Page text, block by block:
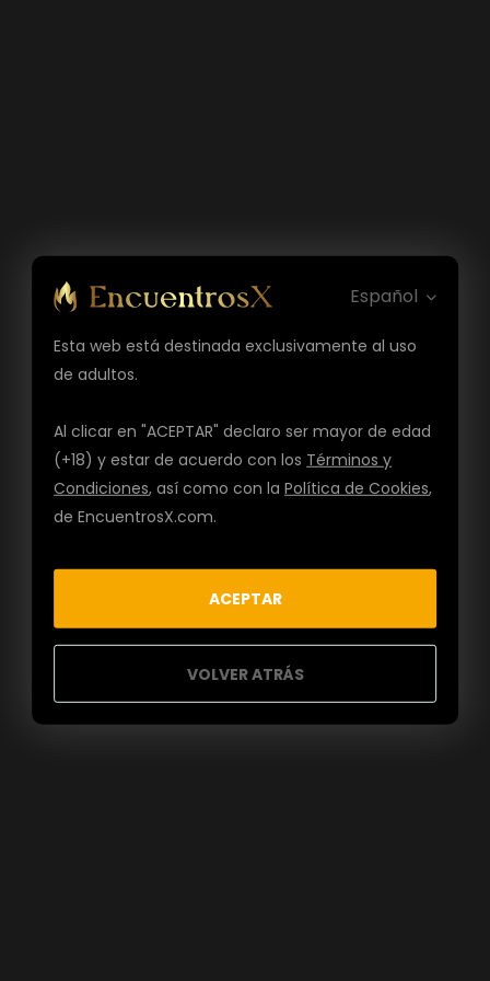
Español
Esta web está destinada exclusivamente al uso
de adultos.
Al clicar en "ACEPTAR" declaro ser mayor de edad
(+18) y estar de acuerdo con los Términos y
Condiciones, así como con laPolítica de Cookies,
de EncuentrosX.com.
ACEPTAR
VOLVER ATRÁS